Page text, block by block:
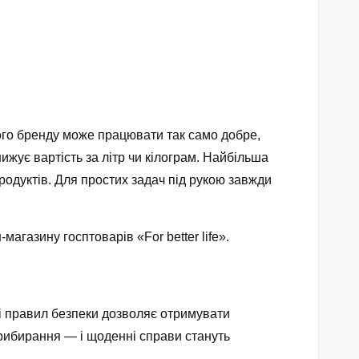
бренду може працювати так само добре,
вартість за літр чи кілограм. Найбільша
Для простих задач під рукою завжди
госптоварів «For better life».
правил безпеки дозволяє отримувати
— і щоденні справи стануть